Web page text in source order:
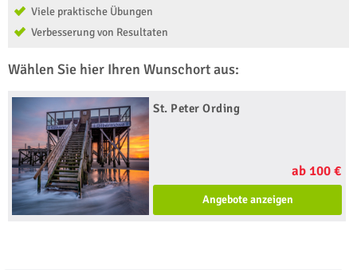
Viele praktische Übungen
Verbesserung von Resultaten
Wählen Sie hier Ihren Wunschort aus:
St. Peter Ording
ab 100 €
Angebote anzeigen